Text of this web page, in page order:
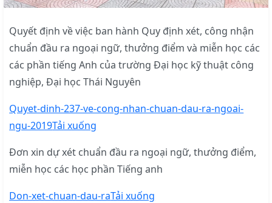
Quyết định về việc ban hành Quy định xét, công nhận
chuẩn đầu ra ngoại ngữ, thưởng điểm và miễn học các
các phần tiếng Anh của trường Đại học kỹ thuật công
nghiệp, Đại học Thái Nguyên
Quyet-dinh-237-ve-cong-nhan-chuan-dau-ra-ngoai-
ngu-2019Tải xuống
Đơn xin dự xét chuẩn đầu ra ngoại ngữ, thưởng điểm,
miễn học các học phần Tiếng anh
Don-xet-chuan-dau-raTải xuống